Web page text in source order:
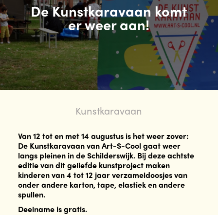
De Kunstkaravaan komt
er weer aan!
Kunstkaravaan
Van 12 tot en met 14 augustus is het weer zover:
De Kunstkaravaan van Art-S-Cool gaat weer
langs pleinen in de Schilderswijk. Bij deze achtste
editie van dit geliefde kunstproject maken
kinderen van 4 tot 12 jaar verzameldoosjes van
onder andere karton, tape, elastiek en andere
spullen.
Deelname is gratis.